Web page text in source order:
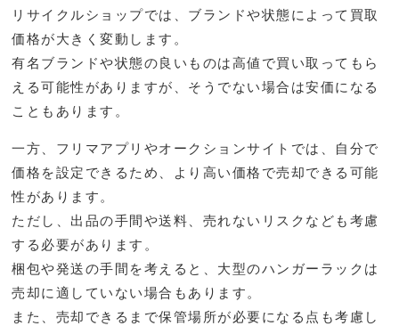
リサイクルショップでは、ブランドや状態によって買取
価格が大きく変動します。
有名ブランドや状態の良いものは高値で買い取ってもら
える可能性がありますが、そうでない場合は安価になる
こともあります。
一方、フリマアプリやオークションサイトでは、自分で
価格を設定できるため、より高い価格で売却できる可能
性があります。
ただし、出品の手間や送料、売れないリスクなども考慮
する必要があります。
梱包や発送の手間を考えると、大型のハンガーラックは
売却に適していない場合もあります。
また、売却できるまで保管場所が必要になる点も考慮し